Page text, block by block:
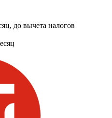
до вычета налогов